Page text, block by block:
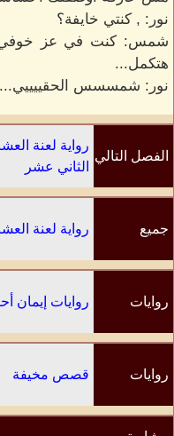
نور: , كنتي خايفة؟
شمس: كنت في عز خوفي
هتكمل...
نور: شمسسس الحقييييي...
الفصل التالي
رواية لعنة
الثاني عشر
جميع رواية لعنة
روايات روايات إيمان
روايات قصص مخيفة